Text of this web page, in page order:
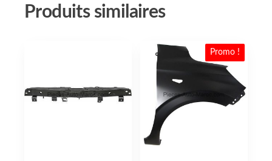
Produits similaires
Promo !